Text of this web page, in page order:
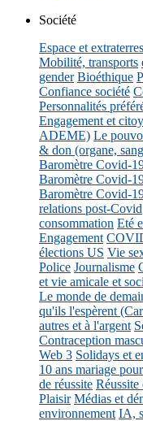
Société
Espace et
Mobilité, transports
gender Bioéthique
Confiance société
Personnalités
Engagement et
ADEME) Le
& don (organe,
Baromètre Covid-
Baromètre Covid-
Baromètre Covid-
relations post-Covid
consommation Eté
Engagement
élections US Vie
Police Journalisme
et vie amicale et
Le monde de
qu'ils l'espèrent
autres et à l'argent
Contraception
Web 3 Solidays et
10 ans mariage
de réussite Réussite
Plaisir Médias et
environnement IA,